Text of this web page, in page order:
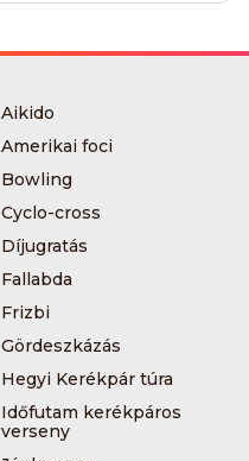
Aikido
Amerikai foci
Bowling
Cyclo-cross
Díjugratás
Fallabda
Frizbi
Gördeszkázás
Hegyi Kerékpár túra
Időfutam kerékpáros
verseny